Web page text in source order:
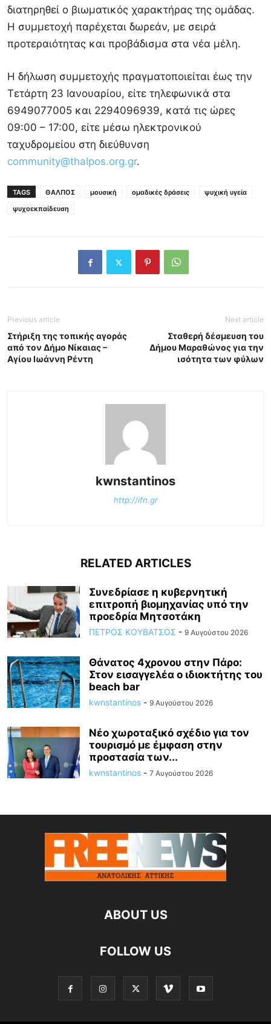
διατηρηθεί ο βιωματικός χαρακτήρας της ομάδας.
Η συμμετοχή παρέχεται δωρεάν, με σειρά
προτεραιότητας και προβάδισμα στα νέα μέλη.
Η δήλωση συμμετοχής πραγματοποιείται έως την
Τετάρτη 23 Ιανουαρίου, είτε τηλεφωνικά στα
6949077005 και 2294096939, κατά τις ώρες
09:00 – 17:00, είτε μέσω ηλεκτρονικού
ταχυδρομείου στη διεύθυνση
community@thalpos.org.gr.
TAGS ΘΑΛΠΟΣ μουσική ομαδικές δράσεις
ψυχική υγεία
ψυχοεκπαίδευση
Previous article
Στήριξη της τοπικής αγοράς
από τον Δήμο Νίκαιας –
Αγίου Ιωάννη Ρέντη
Next article
Σταθερή δέσμευση του
Δήμου Μαραθώνος για την
ισότητα των φύλων
kwnstantinos
http://ifn.gr
RELATED ARTICLES
Συνεδρίασε η κυβερνητική
επιτροπή βιομηχανίας υπό την
προεδρία Μητσοτάκη
ΠΕΤΡΟΣ ΚΟΥΒΑΤΣΟΣ - 9 Αυγούστου 2026
Θάνατος 4χρονου στην Πάρο:
Στον εισαγγελέα ο ιδιοκτήτης του
beach bar
kwnstantinos - 9 Αυγούστου 2026
Νέο χωροταξικό σχέδιο για τον
τουρισμό με έμφαση στην
προστασία των...
kwnstantinos - 7 Αυγούστου 2026
ABOUT US
FOLLOW US